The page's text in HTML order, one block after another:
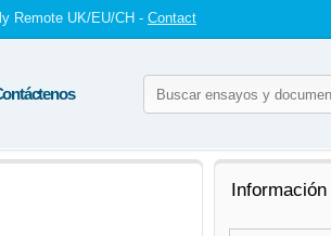
Remote UK/EU/CH - Contact